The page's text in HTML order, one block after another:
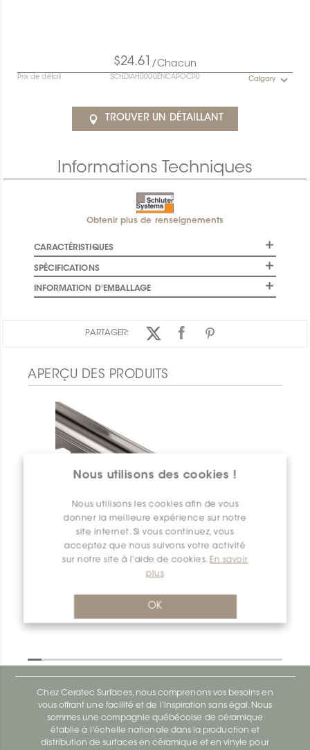
Nous utilisons des cookies !
Nous utilisons les cookies afin de vous
donner la meilleure expérience sur notre
site internet. Si vous continuez, vous
acceptez que nous suivons votre activité
sur notre site à l’aide de cookies. En savoir
plus
OK
$24.61 /Chacun
Prix de détail SCHDIAH0000ENCAPOCP0 Calgary
TROUVER UN DÉTAILLANT
Informations Techniques
Obtenir plus de renseignements
CARACTÉRISTIQUES
SPÉCIFICATIONS
INFORMATION D'EMBALLAGE
PARTAGER:
APERÇU DES PRODUITS
Dilex-Ahk E/AHK1S/AKG
Chez Ceratec Surfaces, nous comprenons vos besoins en
vous offrant une facilité et de l’inspiration sans égal. Nous
sommes une compagnie québécoise de céramique
établie à l'échelle nationale dans la production et
distribution de surfaces en céramique et en vinyle pour